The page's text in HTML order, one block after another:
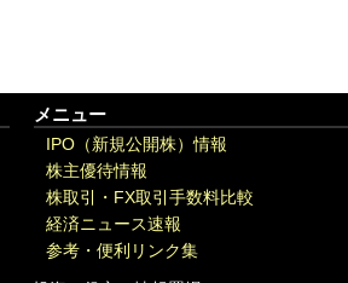
メニュー
IPO（新規公開株）情報
株主優待情報
株取引・FX取引手数料比較
経済ニュース速報
参考・便利リンク集